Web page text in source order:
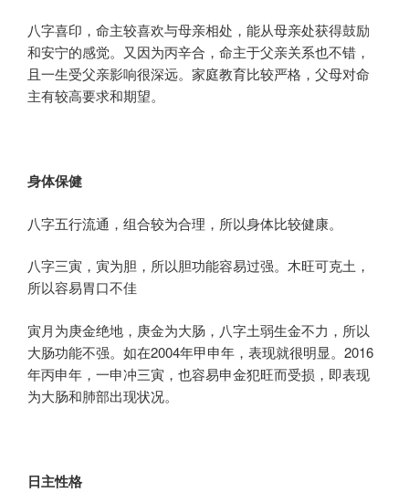
八字喜印，命主较喜欢与母亲相处，能从母亲处获得鼓励
和安宁的感觉。又因为丙辛合，命主于父亲关系也不错，
且一生受父亲影响很深远。家庭教育比较严格，父母对命
主有较高要求和期望。
身体保健
八字五行流通，组合较为合理，所以身体比较健康。
八字三寅，寅为胆，所以胆功能容易过强。木旺可克土，
所以容易胃口不佳
寅月为庚金绝地，庚金为大肠，八字土弱生金不力，所以
大肠功能不强。如在2004年甲申年，表现就很明显。2016
年丙申年，一申冲三寅，也容易申金犯旺而受损，即表现
为大肠和肺部出现状况。
日主性格